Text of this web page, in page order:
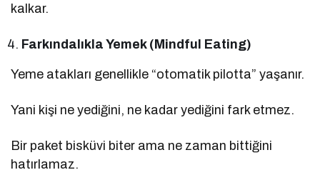
kalkar.
Farkındalıkla Yemek (Mindful Eating)
Yeme atakları genellikle “otomatik pilotta” yaşanır.
Yani kişi ne yediğini, ne kadar yediğini fark etmez.
Bir paket bisküvi biter ama ne zaman bittiğini
hatırlamaz.